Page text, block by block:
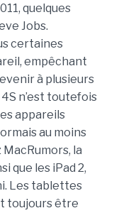
quelques
Jobs.
certaines
empêchant
à plusieurs
n’est toutefois
appareils
au moins
MacRumors, la
que les iPad 2,
Les tablettes
toujours être